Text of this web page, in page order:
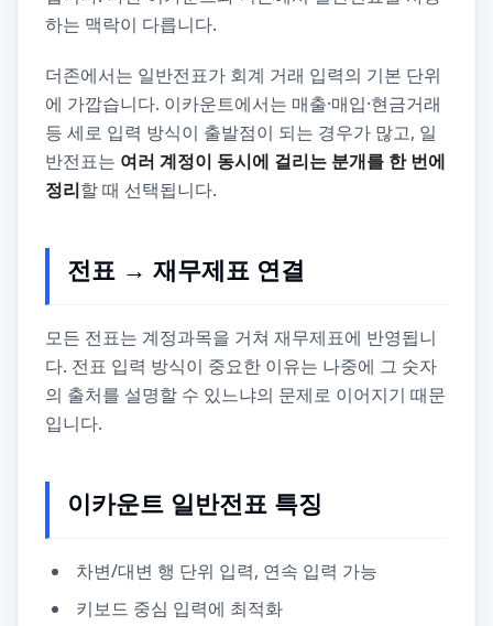
하는 맥락이 다릅니다.
더존에서는 일반전표가 회계 거래 입력의 기본 단위
에 가깝습니다. 이카운트에서는 매출·매입·현금거래
등 세로 입력 방식이 출발점이 되는 경우가 많고, 일
반전표는 여러 계정이 동시에 걸리는 분개를 한 번에
정리할 때 선택됩니다.
전표 → 재무제표 연결
모든 전표는 계정과목을 거쳐 재무제표에 반영됩니
다. 전표 입력 방식이 중요한 이유는 나중에 그 숫자
의 출처를 설명할 수 있느냐의 문제로 이어지기 때문
입니다.
이카운트 일반전표 특징
차변/대변 행 단위 입력, 연속 입력 가능
키보드 중심 입력에 최적화